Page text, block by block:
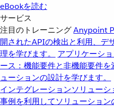
eBookを読む
サービス
注目のトレーニングAnypoint
開されたAPIの検出と利用、デ
理を学びます。
アプリケーシ
ース：機能要件と非機能要件
ューションの設計を学びます。
インテグレーションソリューシ
事例を利用してソリューション